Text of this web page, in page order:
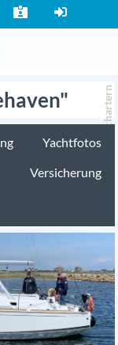
chartern
Yachtfotos
Versicherung